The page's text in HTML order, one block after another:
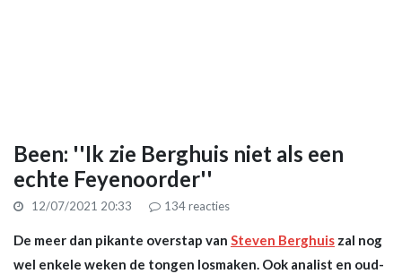
Been: ''Ik zie Berghuis niet als een
echte Feyenoorder''
12/07/2021 20:33 134reacties
De meer dan pikante overstap van Steven Berghuis zal nog
wel enkele weken de tongen losmaken. Ook analist en oud-